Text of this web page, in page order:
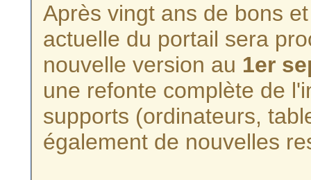
Après vingt ans de bons
actuelle du portail sera
nouvelle version au 1er
une refonte complète de
supports (ordinateurs,
également de nouvelles